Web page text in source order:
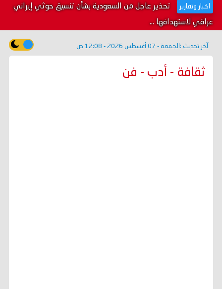
اخبار وتقارير تحذير عاجل من السعودية بشأن تنسيق حوثي إيراني
عراقي لاستهدافها ...
آخر تحديث : الجمعة - 07 أغسطس 2026 - 12:08 ص
ثقافة - أدب - فن